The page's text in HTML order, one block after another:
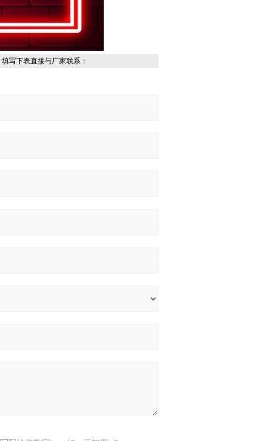
写下表直接与厂家联系：